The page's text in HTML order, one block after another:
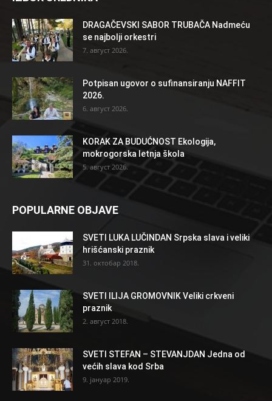
DRAGAČEVSKI SABOR TRUBAČA Nadmeću
se najbolji orkestri
7. август 2026.
Potpisan ugovor o sufinansiranju NAFFIT
2026.
6. август 2026.
KORAK ZA BUDUĆNOST Ekologija,
mokrogorska letnja škola
5. август 2026.
POPULARNE OBJAVE
SVETI LUKA LUČINDAN Srpska slava i veliki
hrišćanski praznik
31. октобар 2018.
SVETI ILIJA GROMOVNIK Veliki crkveni
praznik
2. август 2018.
SVETI STEFAN – STEVANJDAN Jedna od
većih slava kod Srba
9. јануар 2019.